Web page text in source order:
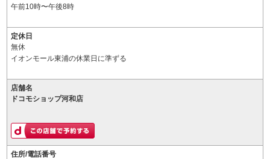
午前10時〜午後8時
定休日
無休
イオンモール東浦の休業日に準ずる
店舗名
ドコモショップ河和店
住所/電話番号